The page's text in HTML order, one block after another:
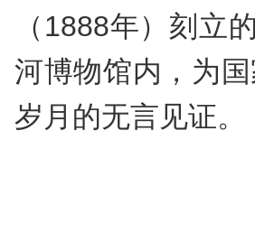
（1888年）刻立
河博物馆内，为
岁月的无言见证。